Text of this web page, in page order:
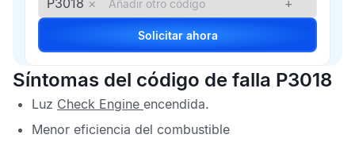
P3018 × +
Solicitar ahora
Síntomas del código de falla P3018
Luz Check Engine encendida.
Menor eficiencia del combustible